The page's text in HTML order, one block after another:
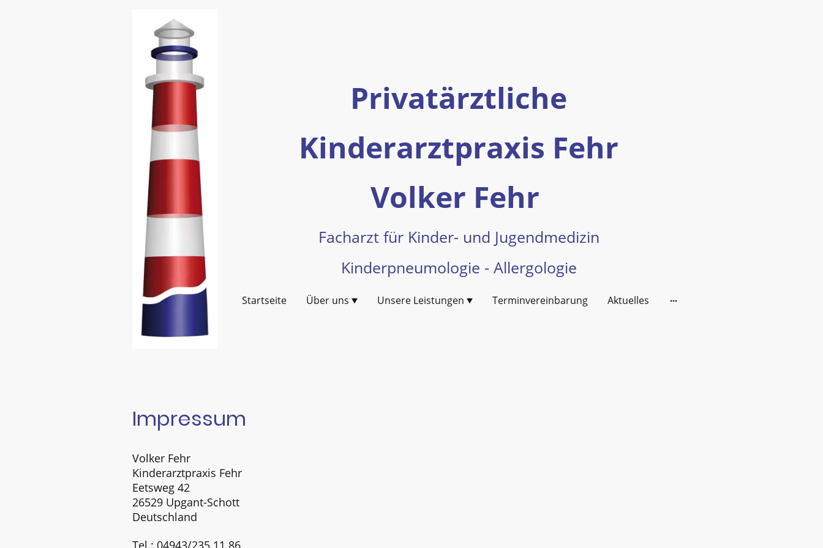
Privatärztliche
Kinderarztpraxis Fehr
Volker Fehr
Facharzt für Kinder- und Jugendmedizin
Kinderpneumologie - Allergologie
Startseite Über uns Unsere Leistungen Terminvereinbarung Aktuelles
Impressum
Volker Fehr
Kinderarztpraxis Fehr
Eetsweg 42
26529 Upgant-Schott
Deutschland